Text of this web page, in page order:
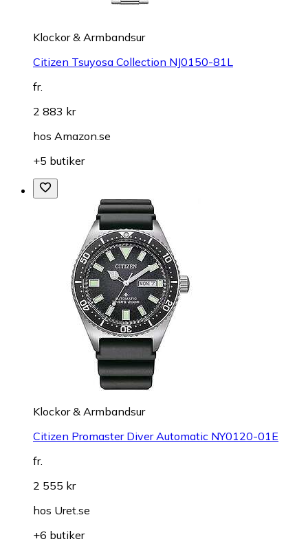
Klockor & Armbandsur
Citizen Tsuyosa Collection NJ0150-81L
fr.
2 883 kr
hos Amazon.se
+5 butiker
Klockor & Armbandsur
Citizen Promaster Diver Automatic NY0120-01E
fr.
2 555 kr
hos Uret.se
+6 butiker